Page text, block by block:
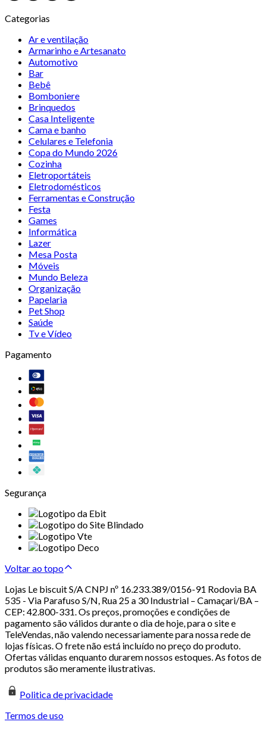
Categorias
Ar e ventilação
Armarinho e Artesanato
Automotivo
Bar
Bebê
Bomboniere
Brinquedos
Casa Inteligente
Cama e banho
Celulares e Telefonia
Copa do Mundo 2026
Cozinha
Eletroportáteis
Eletrodomésticos
Ferramentas e Construção
Festa
Games
Informática
Lazer
Mesa Posta
Móveis
Mundo Beleza
Organização
Papelaria
Pet Shop
Saúde
Tv e Vídeo
Pagamento
Segurança
Voltar ao topo
Lojas Le biscuit S/A CNPJ nº 16.233.389/0156-91 Rodovia BA
535 - Via Parafuso S/N, Rua 25 a 30 Industrial – Camaçari/BA –
CEP: 42.800-331. Os preços, promoções e condições de
pagamento são válidos durante o dia de hoje, para o site e
TeleVendas, não valendo necessariamente para nossa rede de
lojas físicas. O frete não está incluído no preço do produto.
Ofertas válidas enquanto durarem nossos estoques. As fotos de
produtos são meramente ilustrativas.
Politica de privacidade
Termos de uso